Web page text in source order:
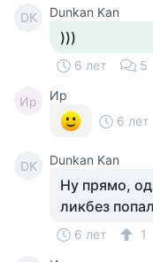
DK Dunkan Kan
)))
6 лет 5
Ир
Ир
6 лет
DK Dunkan Kan
Ну прямо,
ликбез попал
6 лет
1